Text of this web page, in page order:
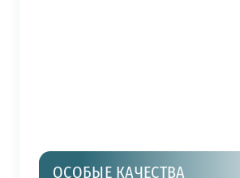
ОСОБЫЕ КАЧЕСТВА